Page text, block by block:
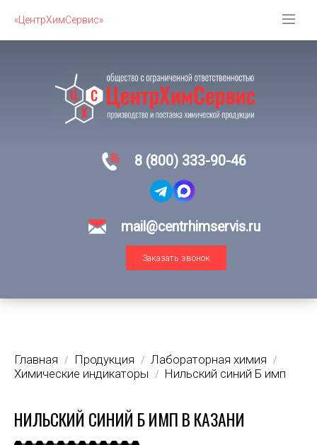
«ЦентрХимСервис»
8 (800) 333-90-46
mail@centrhimservis.ru
Заказать звонок
Главная / Продукция / Лабораторная химия /
Химические индикаторы / Нильский синий Б имп
НИЛЬСКИЙ СИНИЙ Б ИМП В КАЗАНИ